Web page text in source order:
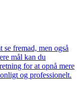
fremad, men også
mål kan du
for at opnå mere
og professionelt.